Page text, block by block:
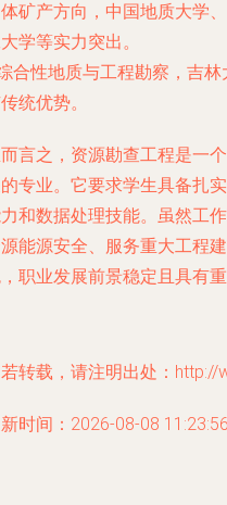
矿产方向 ，中国地质大学
学等实力突出。
合性地质与工程勘察 ，吉
统优势。
言之，资源勘查工程是一
专业。它要求学生具备扎
和数据处理技能。虽然工
能源安全、服务重大工程
职业发展前景稳定且具有重
转载，请注明出处：
时间：2026-08-08 11:23:56